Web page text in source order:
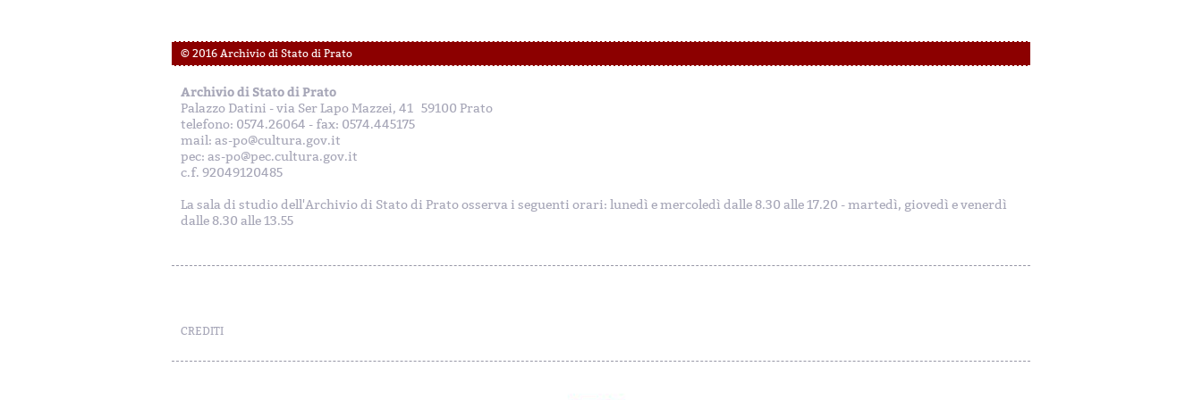
© 2016 Archivio di Stato di Prato
Archivio di Stato di Prato
Palazzo Datini - via Ser Lapo Mazzei, 41 59100 Prato
telefono: 0574.26064 - fax: 0574.445175
mail: as-po@cultura.gov.it
pec: as-po@pec.cultura.gov.it
c.f. 92049120485
La sala di studio dell'Archivio di Stato di Prato osserva i seguenti orari: lunedì e mercoledì dalle 8.30 alle 17.20 - martedì, giovedì e venerdì
dalle 8.30 alle 13.55
CREDITI